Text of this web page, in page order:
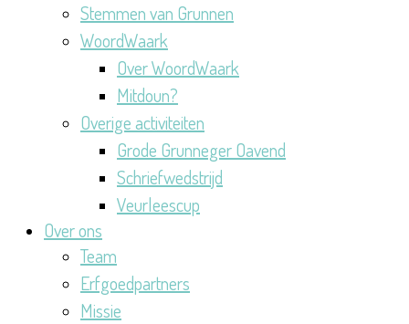
Stemmen van Grunnen
WoordWaark
Over WoordWaark
Mitdoun?
Overige activiteiten
Grode Grunneger Oavend
Schriefwedstrijd
Veurleescup
Over ons
Team
Erfgoedpartners
Missie